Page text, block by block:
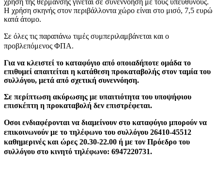
χρήση της θέρμανσης γίνεται σε συνεννόηση με τους υπεύθυνους.
Η χρήση σκηνής στον περιβάλλοντα χώρο είναι στο μισό, 7,5 ευρώ
κατά άτομο.
Σε όλες τις παραπάνω τιμές συμπεριλαμβάνεται και ο
προβλεπόμενος ΦΠΑ.
Για να κλειστεί το καταφύγιο από οποιαδήποτε ομάδα το
επιθυμεί απαιτείται η κατάθεση προκαταβολής στον ταμία του
συλλόγου, μετά από σχετική συνεννόηση.
Σε περίπτωση ακύρωσης με υπαιτιότητα του υποψήφιου
επισκέπτη η προκαταβολή δεν επιστρέφεται.
Οσοι ενδιαφέρονται να διαμείνουν στο καταφύγιο μπορούν να
επικοινωνούν με το τηλέφωνο του συλλόγου 26410-45512
καθημερινές και ώρες 20.30-22.00 ή με τον Πρόεδρο του
συλλόγου στο κινητό τηλέφωνο: 6947220731.